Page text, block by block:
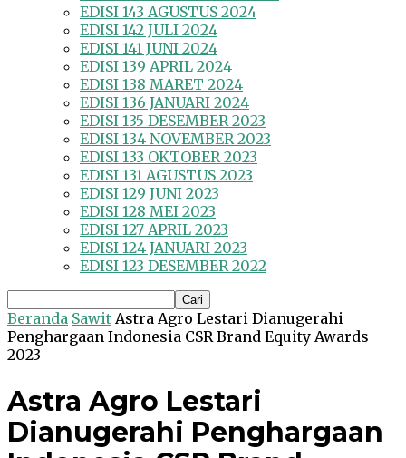
EDISI 143 AGUSTUS 2024
EDISI 142 JULI 2024
EDISI 141 JUNI 2024
EDISI 139 APRIL 2024
EDISI 138 MARET 2024
EDISI 136 JANUARI 2024
EDISI 135 DESEMBER 2023
EDISI 134 NOVEMBER 2023
EDISI 133 OKTOBER 2023
EDISI 131 AGUSTUS 2023
EDISI 129 JUNI 2023
EDISI 128 MEI 2023
EDISI 127 APRIL 2023
EDISI 124 JANUARI 2023
EDISI 123 DESEMBER 2022
Beranda Sawit Astra Agro Lestari Dianugerahi
Penghargaan Indonesia CSR Brand Equity Awards
2023
Astra Agro Lestari
Dianugerahi Penghargaan